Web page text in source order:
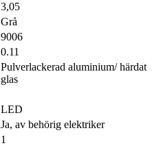
3,05
Grå
9006
0.11
Pulverlackerad aluminium/ härdat
glas
LED
Ja, av behörig elektriker
1